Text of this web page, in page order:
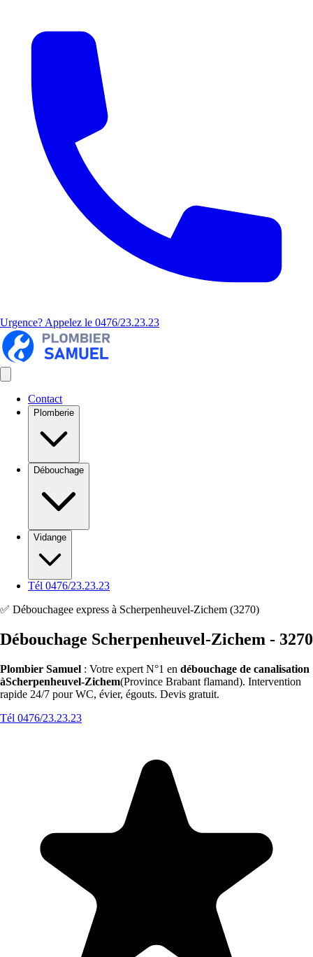
Urgence? Appelez le 0476/23.23.23
Contact
Plomberie
Débouchage
Vidange
Tél 0476/23.23.23
✅ Débouchagee express à Scherpenheuvel-Zichem (3270)
Débouchage Scherpenheuvel-Zichem - 3270
Plombier Samuel : Votre expert N°1 en débouchage de canalisation
àScherpenheuvel-Zichem(Province Brabant flamand). Intervention
rapide 24/7 pour WC, évier, égouts. Devis gratuit.
Tél 0476/23.23.23